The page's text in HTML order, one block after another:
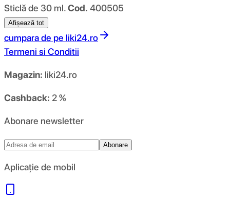
Sticlă de 30 ml.Cod. 400505
Afișează tot
cumpara de pe liki24.ro
Termeni si Conditii
Magazin: liki24.ro
Cashback: 2 %
Abonare newsletter
Abonare
Aplicație de mobil